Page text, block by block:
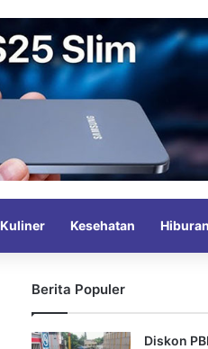
Kesehatan Hiburan
Berita Populer
Diskon